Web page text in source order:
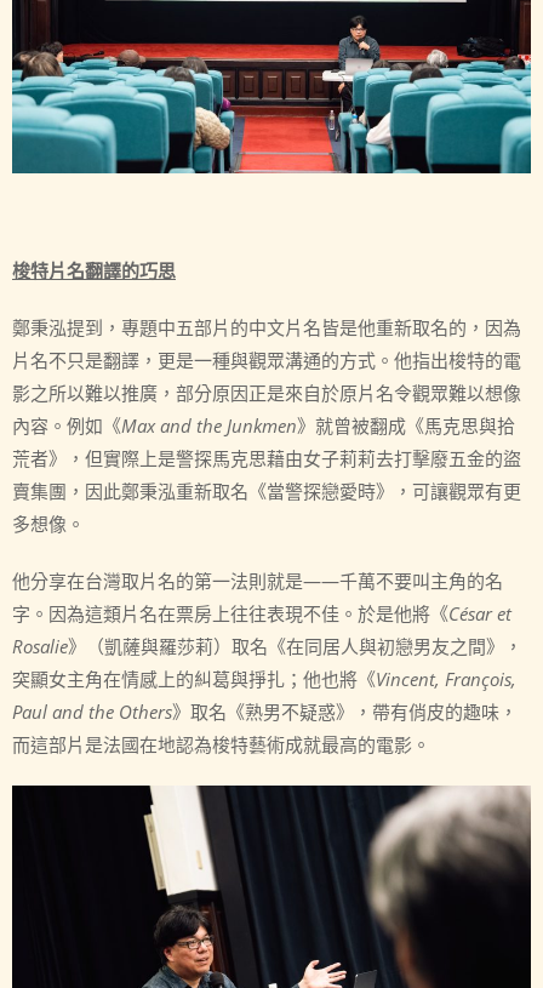
梭特片名翻譯的巧思
鄭秉泓提到，專題中五部片的中文片名皆是他重新取名的，因為
片名不只是翻譯，更是一種與觀眾溝通的方式。他指出梭特的電
影之所以難以推廣，部分原因正是來自於原片名令觀眾難以想像
內容。例如《Max and the Junkmen》就曾被翻成《馬克思與拾
荒者》，但實際上是警探馬克思藉由女子莉莉去打擊廢五金的盜
賣集團，因此鄭秉泓重新取名《當警探戀愛時》，可讓觀眾有更
多想像。
他分享在台灣取片名的第一法則就是——千萬不要叫主角的名
字。因為這類片名在票房上往往表現不佳。於是他將《César et
Rosalie》（凱薩與羅莎莉）取名《在同居人與初戀男友之間》，
突顯女主角在情感上的糾葛與掙扎；他也將《Vincent, François,
Paul and the Others》取名《熟男不疑惑》，帶有俏皮的趣味，
而這部片是法國在地認為梭特藝術成就最高的電影。